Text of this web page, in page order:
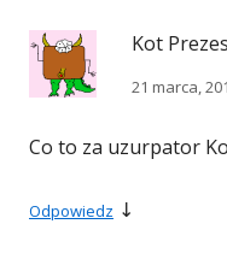
Kot
21 marca,
Co to za uzurpator
Odpowiedz ↓